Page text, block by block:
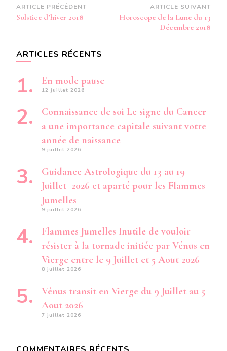
Navigation
d’article
ARTICLE PRÉCÉDENT
Solstice d’hiver 2018
ARTICLE SUIVANT
Horoscope de la Lune du 13
Décembre 2018
ARTICLES RÉCENTS
En mode pause
12 juillet 2026
Connaissance de soi Le signe du Cancer
a une importance capitale suivant votre
année de naissance
9 juillet 2026
Guidance Astrologique du 13 au 19
Juillet 2026 et aparté pour les Flammes
Jumelles
9 juillet 2026
Flammes Jumelles Inutile de vouloir
résister à la tornade initiée par Vénus en
Vierge entre le 9 Juillet et 5 Aout 2026
8 juillet 2026
Vénus transit en Vierge du 9 Juillet au 5
Aout 2026
7 juillet 2026